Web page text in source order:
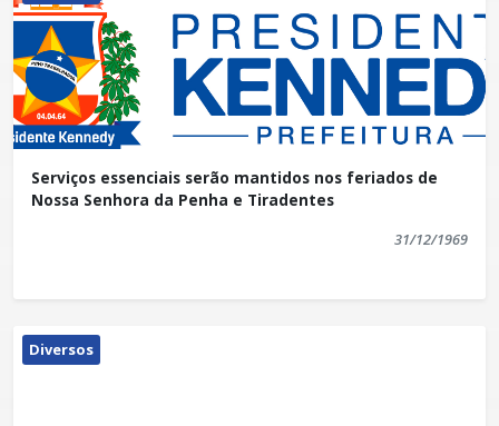
Serviços essenciais serão mantidos nos feriados de
Nossa Senhora da Penha e Tiradentes
31/12/1969
Diversos